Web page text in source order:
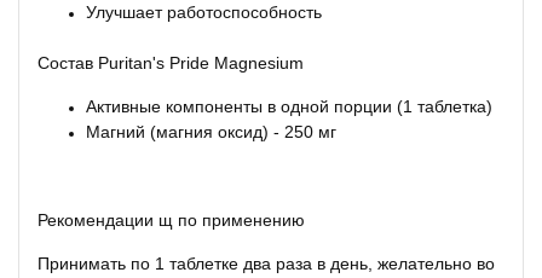
Улучшает работоспособность
Состав Puritan's Pride Magnesium
Активные компоненты в одной порции (1 таблетка)
Магний (магния оксид) - 250 мг
Рекомендации щ по применению
Принимать по 1 таблетке два раза в день, желательно во